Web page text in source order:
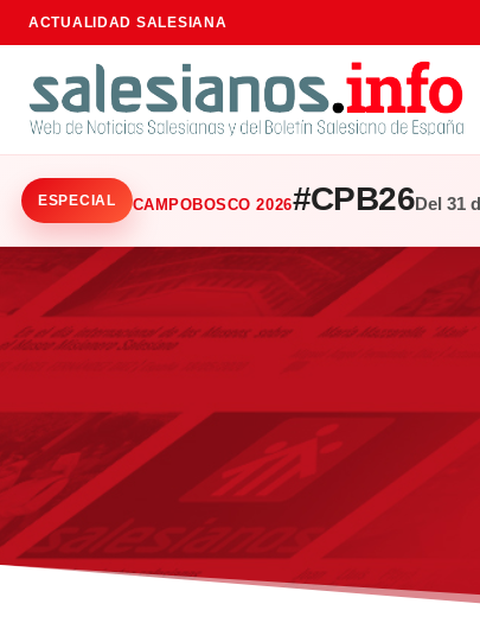
ACTUALIDAD SALESIANA
ESPECIAL CAMPOBOSCO 2026#CPB26Del 31